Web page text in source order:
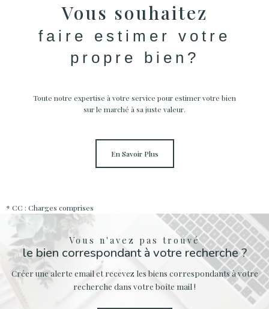
Vous souhaitez
faire estimer votre
propre bien?
Toute notre expertise à votre service pour estimer votre bien
sur le marché à sa juste valeur.
En Savoir Plus
* CC : Charges comprises
Vous n'avez pas trouvé
le bien correspondant à votre recherche ?
Créer une alerte email et recevez les biens correspondants à votre
recherche dans votre boîte mail !